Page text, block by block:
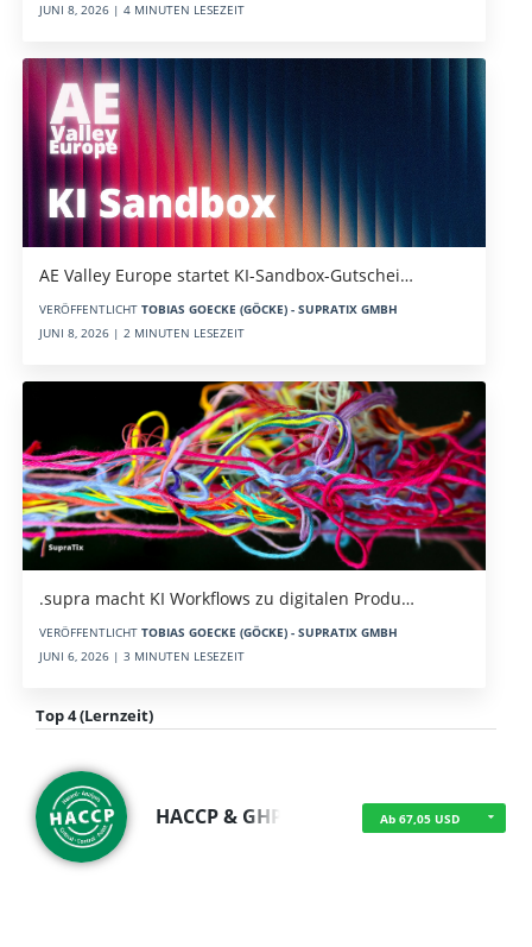
JUNI 8, 2026 | 4 MINUTEN LESEZEIT
AE Valley Europe startet KI-Sandbox-Gutschei…
VERÖFFENTLICHT TOBIAS GOECKE (GÖCKE) - SUPRATIX GMBH
JUNI 8, 2026 | 2 MINUTEN LESEZEIT
.supra macht KI Workflows zu digitalen Produ…
VERÖFFENTLICHT TOBIAS GOECKE (GÖCKE) - SUPRATIX GMBH
JUNI 6, 2026 | 3 MINUTEN LESEZEIT
Top 4 (Lernzeit)
HACCP & GHP Ab 67,05 USD